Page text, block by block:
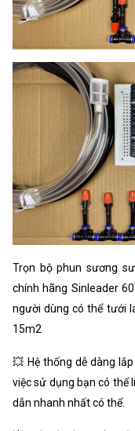
Trọn bộ phun sương
chính hãng Sinleader
người dùng có thể tưới
15m2
💥 Hệ thống dễ dàng
việc sử dụng bạn có thể
dẫn nhanh nhất có thể.